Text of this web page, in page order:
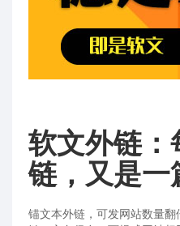
软文外链：
链，又是一
锚文本外链，可发网站数量